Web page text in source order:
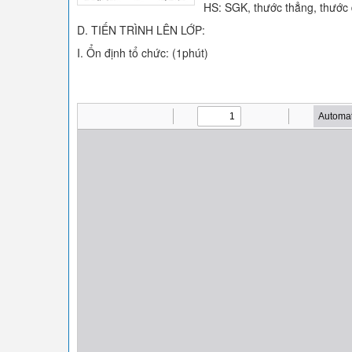
HS: SGK, thước thẳng, thước
D. TIẾN TRÌNH LÊN LỚP:
I. Ổn định tổ chức: (1phút)